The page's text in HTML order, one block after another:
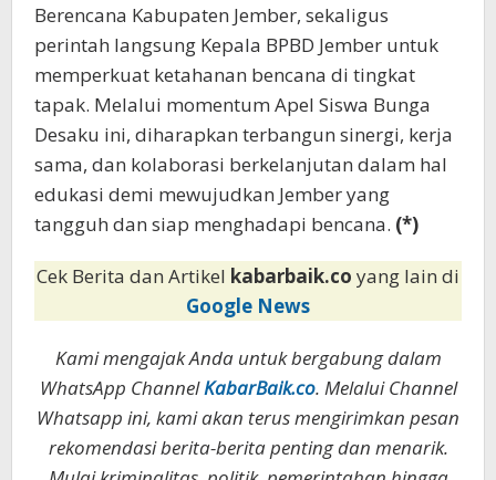
Berencana Kabupaten Jember, sekaligus
perintah langsung Kepala BPBD Jember untuk
memperkuat ketahanan bencana di tingkat
tapak. Melalui momentum Apel Siswa Bunga
Desaku ini, diharapkan terbangun sinergi, kerja
sama, dan kolaborasi berkelanjutan dalam hal
edukasi demi mewujudkan Jember yang
tangguh dan siap menghadapi bencana. (*)
Cek Berita dan Artikel kabarbaik.co yang lain di
Google News
Kami mengajak Anda untuk bergabung dalam
WhatsApp ChannelKabarBaik.co. Melalui Channel
Whatsapp ini, kami akan terus mengirimkan pesan
rekomendasi berita-berita penting dan menarik.